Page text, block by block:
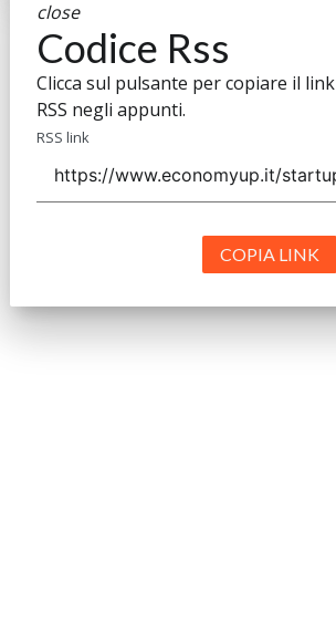
close
Codice Rss
Clicca sul pulsante per copiare il link
RSS negli appunti.
RSS link
COPIA LINK